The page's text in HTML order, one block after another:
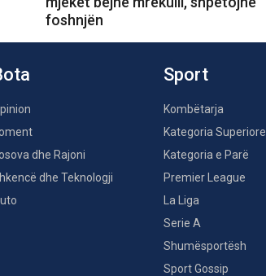
foshnjën
dhe Rajoni
dhe Teknologji
Sport
Kombëtarja
Kategoria Superiore
Kategoria e Parë
Premier League
La Liga
Serie A
Shumësportësh
Sport Gossip